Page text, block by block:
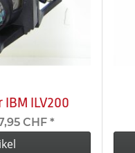
ILV200
CHF *